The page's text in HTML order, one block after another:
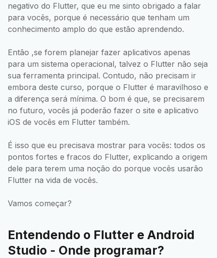
negativo do Flutter, que eu me sinto obrigado a falar
para vocês, porque é necessário que tenham um
conhecimento amplo do que estão aprendendo.
Então ,se forem planejar fazer aplicativos apenas
para um sistema operacional, talvez o Flutter não seja
sua ferramenta principal. Contudo, não precisam ir
embora deste curso, porque o Flutter é maravilhoso e
a diferença será mínima. O bom é que, se precisarem
no futuro, vocês já poderão fazer o site e aplicativo
iOS de vocês em Flutter também.
É isso que eu precisava mostrar para vocês: todos os
pontos fortes e fracos do Flutter, explicando a origem
dele para terem uma noção do porque vocês usarão
Flutter na vida de vocês.
Vamos começar?
Entendendo o Flutter e Android
Studio - Onde programar?